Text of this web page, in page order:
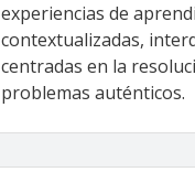
experiencias de
contextualizadas,
centradas en la
problemas auténticos.